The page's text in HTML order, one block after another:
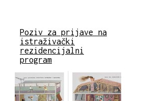
Poziv za prijave na
istraživački
rezidencijalni
program